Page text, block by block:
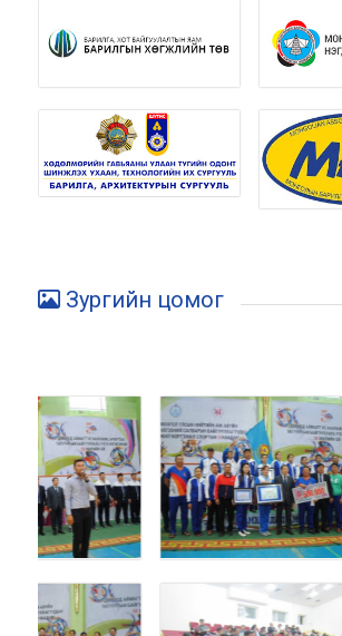
Зургийн цомог